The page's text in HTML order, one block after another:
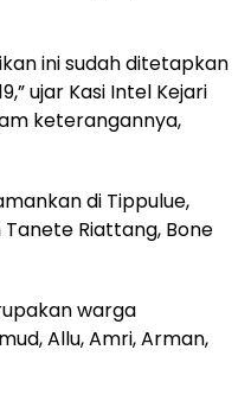
ini sudah ditetapkan
ujar Kasi Intel Kejari
keterangannya,
di Tippulue,
Riattang, Bone
warga
Allu, Amri, Arman,